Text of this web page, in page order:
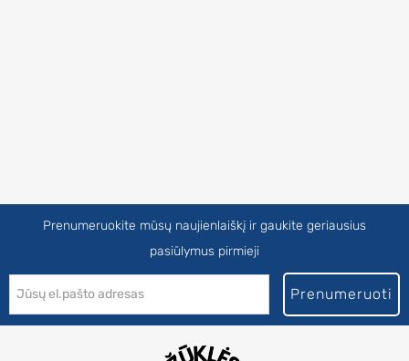
Prenumeruokite mūsų naujienlaiškį ir gaukite geriausius
pasiūlymus pirmieji
Prenumeruoti